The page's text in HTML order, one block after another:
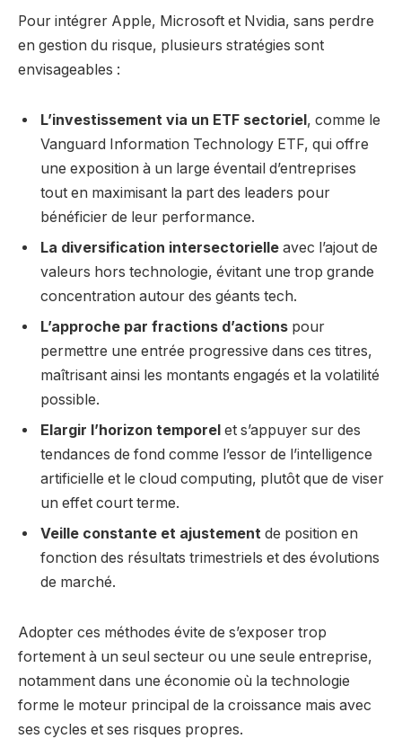
Pour intégrer Apple, Microsoft et Nvidia, sans perdre
en gestion du risque, plusieurs stratégies sont
envisageables :
L’investissement via un ETF sectoriel, comme le
Vanguard Information Technology ETF, qui offre
une exposition à un large éventail d’entreprises
tout en maximisant la part des leaders pour
bénéficier de leur performance.
La diversification intersectorielle avec l’ajout de
valeurs hors technologie, évitant une trop grande
concentration autour des géants tech.
L’approche par fractions d’actions pour
permettre une entrée progressive dans ces titres,
maîtrisant ainsi les montants engagés et la volatilité
possible.
Elargir l’horizon temporel et s’appuyer sur des
tendances de fond comme l’essor de l’intelligence
artificielle et le cloud computing, plutôt que de viser
un effet court terme.
Veille constante et ajustement de position en
fonction des résultats trimestriels et des évolutions
de marché.
Adopter ces méthodes évite de s’exposer trop
fortement à un seul secteur ou une seule entreprise,
notamment dans une économie où la technologie
forme le moteur principal de la croissance mais avec
ses cycles et ses risques propres.